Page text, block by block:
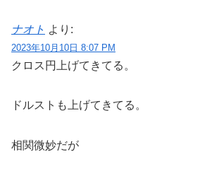
ナオト より:
2023年10月10日 8:07 PM
クロス円上げてきてる。
ドルストも上げてきてる。
相関微妙だが